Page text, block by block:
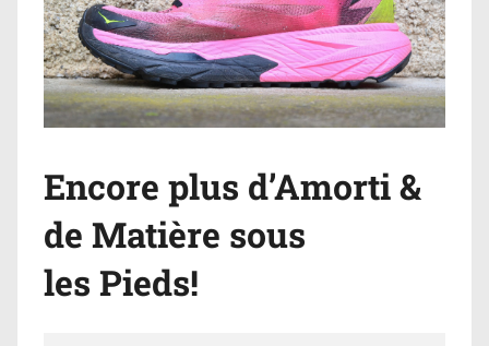
Encore plus d’Amorti &
de Matière sous
les Pieds!